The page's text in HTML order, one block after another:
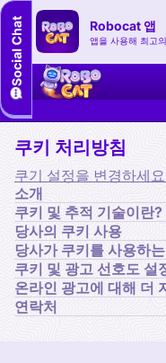
Robocat 앱
앱을 사용해 최고
쿠키 처리방침
쿠기 설정을 변경하세
소개
쿠키 및 추적 기술이란?
당사의 쿠키 사용
당사가 쿠키를 사용하
쿠키 및 광고 선호도 설
온라인 광고에 대해 더
연락처